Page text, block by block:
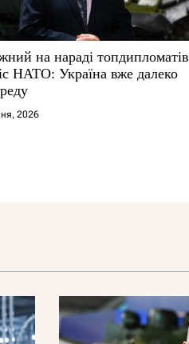
на нараді топдипломатів
НАТО: Україна вже далеко
2026